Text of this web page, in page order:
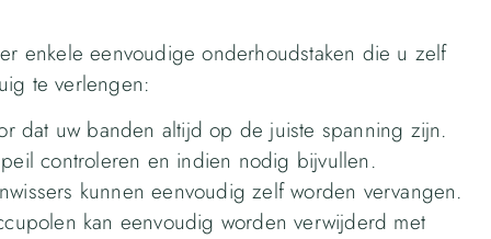
enkele eenvoudige onderhoudstaken die u zelf
te verlengen:
dat uw banden altijd op de juiste spanning zijn.
controleren en indien nodig bijvullen.
kunnen eenvoudig zelf worden vervangen.
kan eenvoudig worden verwijderd met